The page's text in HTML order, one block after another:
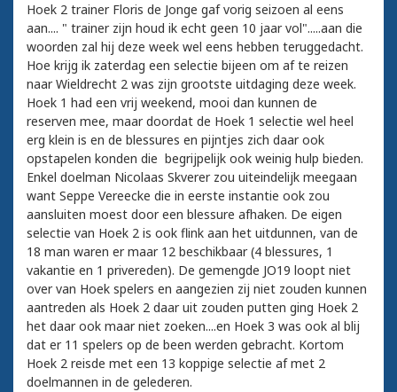
Hoek 2 trainer Floris de Jonge gaf vorig seizoen al eens
aan.... " trainer zijn houd ik echt geen 10 jaar vol".....aan die
woorden zal hij deze week wel eens hebben teruggedacht.
Hoe krijg ik zaterdag een selectie bijeen om af te reizen
naar Wieldrecht 2 was zijn grootste uitdaging deze week.
Hoek 1 had een vrij weekend, mooi dan kunnen de
reserven mee, maar doordat de Hoek 1 selectie wel heel
erg klein is en de blessures en pijntjes zich daar ook
opstapelen konden die begrijpelijk ook weinig hulp bieden.
Enkel doelman Nicolaas Skverer zou uiteindelijk meegaan
want Seppe Vereecke die in eerste instantie ook zou
aansluiten moest door een blessure afhaken. De eigen
selectie van Hoek 2 is ook flink aan het uitdunnen, van de
18 man waren er maar 12 beschikbaar (4 blessures, 1
vakantie en 1 privereden). De gemengde JO19 loopt niet
over van Hoek spelers en aangezien zij niet zouden kunnen
aantreden als Hoek 2 daar uit zouden putten ging Hoek 2
het daar ook maar niet zoeken....en Hoek 3 was ook al blij
dat er 11 spelers op de been werden gebracht. Kortom
Hoek 2 reisde met een 13 koppige selectie af met 2
doelmannen in de gelederen.